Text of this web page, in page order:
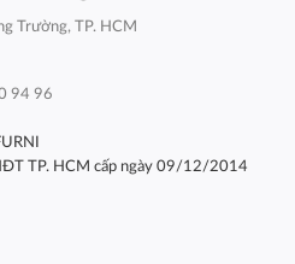
Trường, TP. HCM
94 96
TP. HCM cấp ngày 09/12/2014